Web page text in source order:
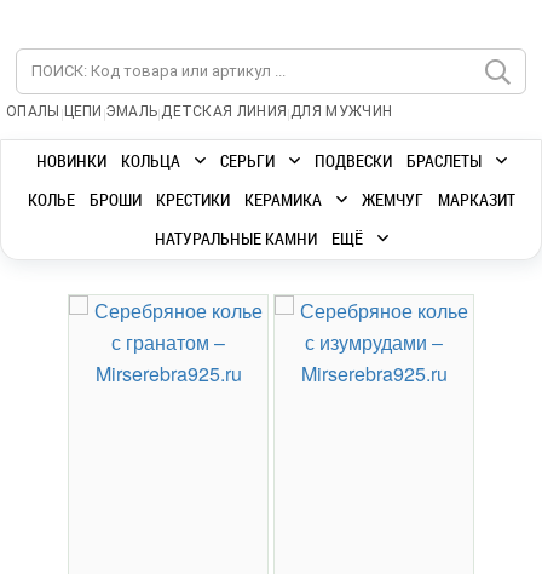
ОПАЛЫ | ЦЕПИ |ЭМАЛЬ|ДЕТСКАЯ ЛИНИЯ |ДЛЯ МУЖЧИН
НОВИНКИ КОЛЬЦА СЕРЬГИ ПОДВЕСКИ
БРАСЛЕТЫ
КОЛЬЕ
БРОШИ КРЕСТИКИ КЕРАМИКА ЖЕМЧУГ
МАРКАЗИТ
НАТУРАЛЬНЫЕ КАМНИ
ЕЩЁ